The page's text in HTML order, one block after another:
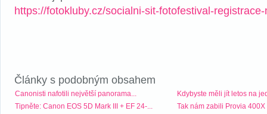
https://fotokluby.cz/socialni-sit-fotofestival-
Články s podobným obsahem
Canonisti nafotili největší panorama...
Kdybyste měli jít letos na
Tipněte: Canon EOS 5D Mark III + EF 24-...
Tak nám zabili Provia